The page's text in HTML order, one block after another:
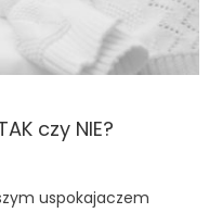
czy NIE?
uspokajaczem